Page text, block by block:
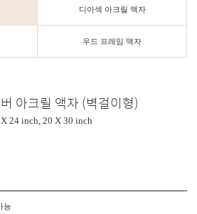
디아섹 아크릴 액자
우드 프레임 액자
아크릴 액자 (벽걸이형)
24 inch, 20 X 30 inch
능